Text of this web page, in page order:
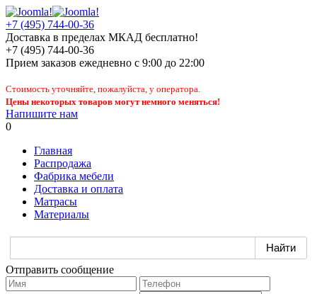
+7 (495) 744-00-36
Доставка в пределах МКАД бесплатно!
+7 (495) 744-00-36
Прием заказов ежедневно с 9:00 до 22:00
Стоимость уточняйте, пожалуйста, у оператора.
Цены некоторых товаров могут немного меняться!
Напишите нам
0
Главная
Распродажа
Фабрика мебели
Доставка и оплата
Матрасы
Материалы
Отправить сообщение